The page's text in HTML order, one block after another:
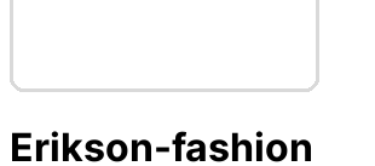
Erikson-fashion